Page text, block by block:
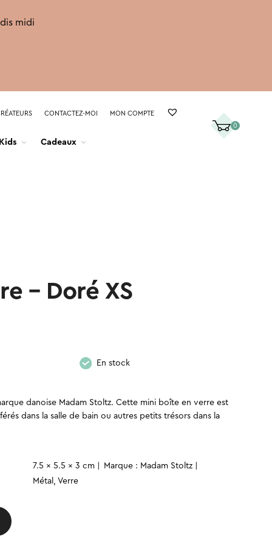
midi
CONTACTEZ-MOI MON COMPTE
Kids Cadeaux
0
– Doré XS
En stock
danoise Madam Stoltz. Cette mini boîte en verre est
dans la salle de bain ou autres petits trésors dans la
quantité
verre
7.5 x 5.5 x 3 cm
Marque : Madam Stoltz
Métal, Verre